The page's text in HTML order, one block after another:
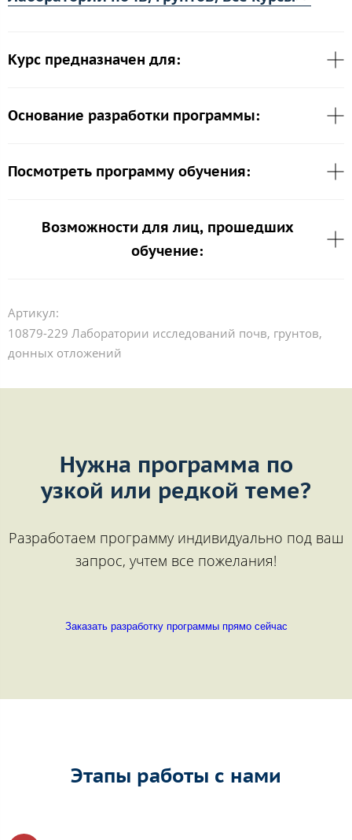
Курс предназначен для:
Основание разработки программы:
Посмотреть программу обучения:
Возможности для лиц, прошедших
обучение:
Артикул:
10879-229 Лаборатории исследований почв, грунтов,
донных отложений
Нужна программа по
узкой или редкой теме?
Разработаем программу индивидуально под ваш
запрос, учтем все пожелания!
Заказать разработку программы прямо сейчас
Этапы работы с нами